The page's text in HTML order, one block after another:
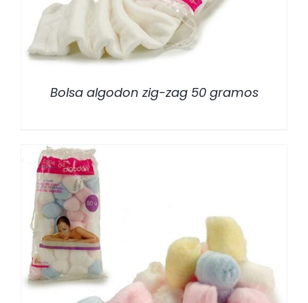
Bolsa algodon zig-zag 50 gramos
DETALLES